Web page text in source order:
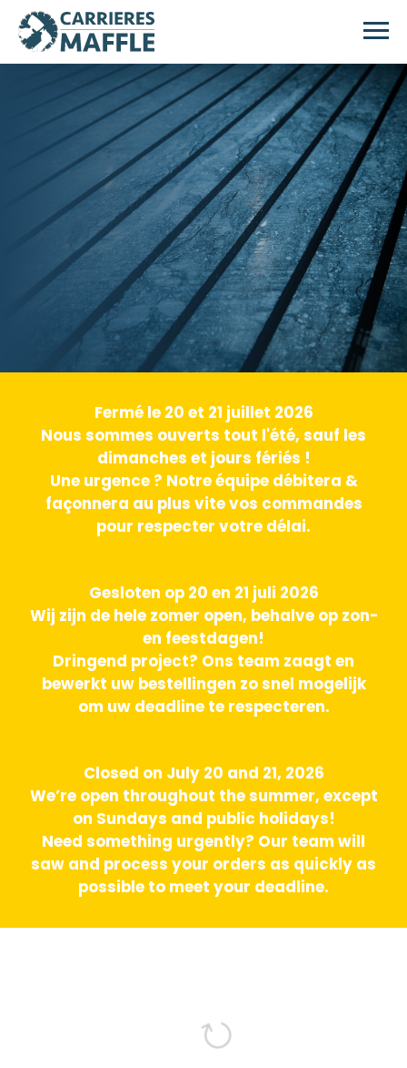
Passer au contenu principal
Fermé le 20 et 21 juillet 2026
Nous sommes ouverts tout l'été, sauf les
dimanches et jours fériés !
Une urgence ? Notre équipe débitera &
façonnera au plus vite vos commandes
pour respecter votre délai.
Gesloten op 20 en 21 juli 2026
Wij zijn de hele zomer open, behalve op zon-
en feestdagen!
Dringend project? Ons team zaagt en
bewerkt uw bestellingen zo snel mogelijk
om uw deadline te respecteren.
Closed on July 20 and 21, 2026
We’re open throughout the summer, except
on Sundays and public holidays!
Need something urgently? Our team will
saw and process your orders as quickly as
possible to meet your deadline.